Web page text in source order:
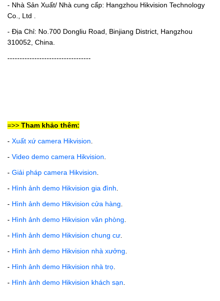
- Nhà Sản Xuất/ Nhà cung cấp: Hangzhou Hikvision Technology
Co., Ltd .
- Địa Chỉ: No.700 Dongliu Road, Binjiang District, Hangzhou
310052, China.
----------------------------------
=>> Tham khảo thêm:
- Xuất xứ camera Hikvision
- Video demo camera Hikvision
- Giải pháp camera Hikvision
- Hình ảnh demo Hikvision gia đình
- Hình ảnh demo Hikvision cửa hàng
- Hình ảnh demo Hikvision văn phòng
- Hình ảnh demo Hikvision chung cư
- Hình ảnh demo Hikvision nhà xưởng
- Hình ảnh demo Hikvision nhà trọ
- Hình ảnh demo Hikvision khách sạn